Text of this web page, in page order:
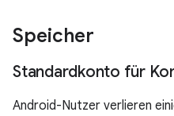
Speicher
Standardkonto für
Android-Nutzer verlieren